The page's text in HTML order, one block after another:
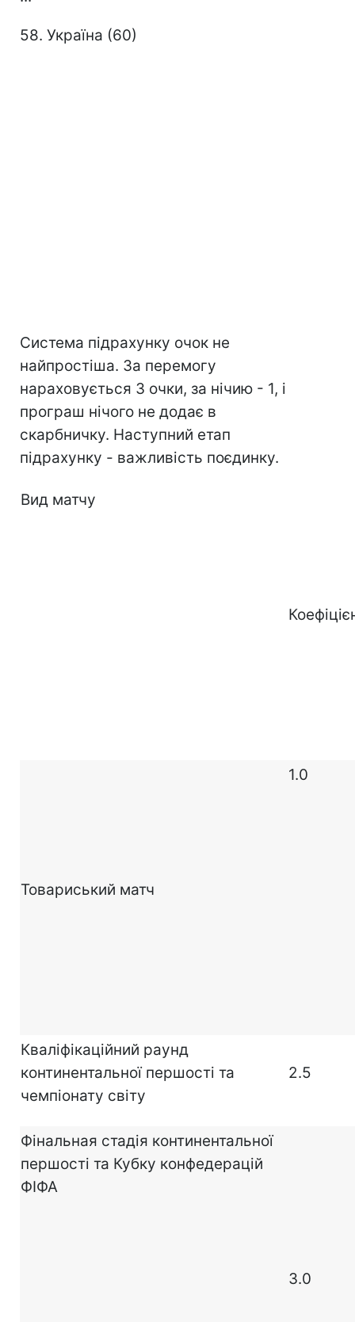
58. Україна (60)
Система підрахунку очок не
найпростіша. За перемогу
нараховується 3 очки, за нічию - 1, і
програш нічого не додає в
скарбничку. Наступний етап
підрахунку - важливість поєдинку.
Вид матчу
Товариський матч
1.0
Кваліфікаційний раунд
континентальної першості та
чемпіонату світу
2.5
Фінальная стадія континентальної
першості та Кубку конфедерацій
ФІФА
3.0